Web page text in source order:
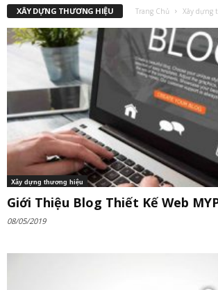
XÂY DỰNG THƯƠNG HIỆU Trang Chủ Xây dựng
Xây dựng thương hiệu
Giới Thiệu Blog Thiết Kế Web
08/05/2019